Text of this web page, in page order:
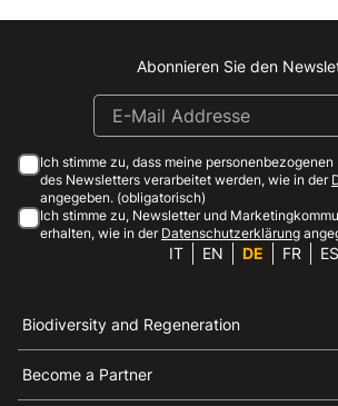
Instagram
Facebook
Linkedin
Youtube
Abonnieren Sie den
Ich stimme zu, dass meine
des Newsletters verarbeitet werden, wie in der
angegeben. (obligatorisch)
Ich stimme zu, Newsletter und
erhalten, wie in der Datenschutzerklärung
IT EN DE FR ES
Biodiversity and Regeneration
Become a Partner